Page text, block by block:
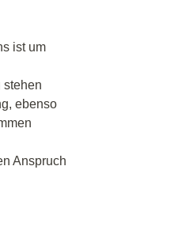
ist um
stehen
ebenso
Anspruch